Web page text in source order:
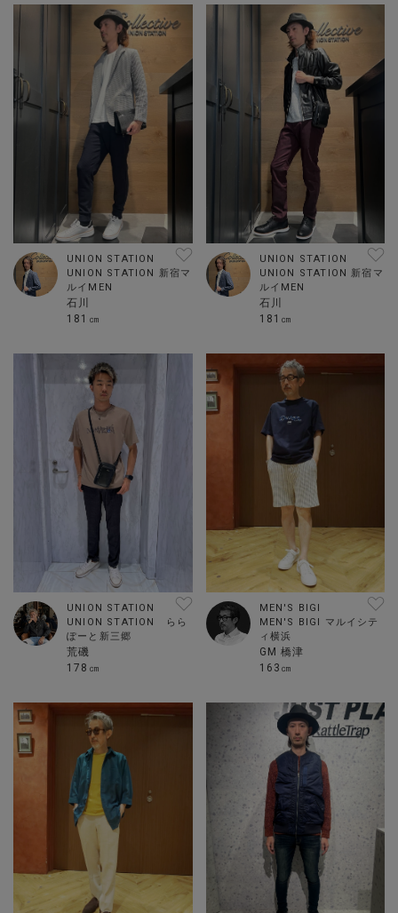
UNION STATION
UNION STATION 新宿マ
ルイMEN
石川
181㎝
UNION STATION
UNION STATION 新宿マ
ルイMEN
石川
181㎝
UNION STATION
UNION STATION らら
ぽーと新三郷
荒磯
178㎝
MEN'S BIGI
MEN'S BIGI マルイシテ
ィ横浜
GM 橋津
163㎝